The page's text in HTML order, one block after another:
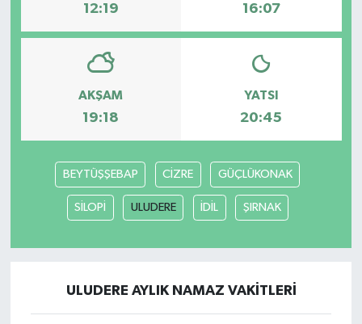
12:19 16:07
AKŞAM
19:18
YATSI
20:45
BEYTÜŞŞEBAP CİZRE GÜÇLÜKONAK
SİLOPİ ULUDERE İDİL ŞIRNAK
ULUDERE AYLIK NAMAZ VAKITLERI